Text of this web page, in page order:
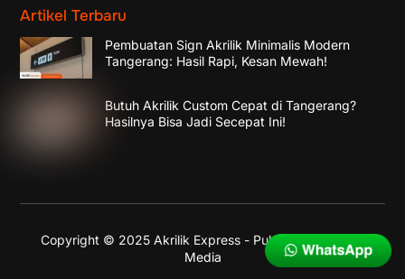
Artikel Terbaru
Pembuatan Sign Akrilik Minimalis Modern
Tangerang: Hasil Rapi, Kesan Mewah!
Butuh Akrilik Custom Cepat di Tangerang?
Hasilnya Bisa Jadi Secepat Ini!
Copyright © 2025 Akrilik Express - Published by
Media